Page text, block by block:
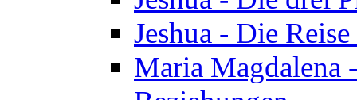
Jeshua - Die
Maria Magdalena